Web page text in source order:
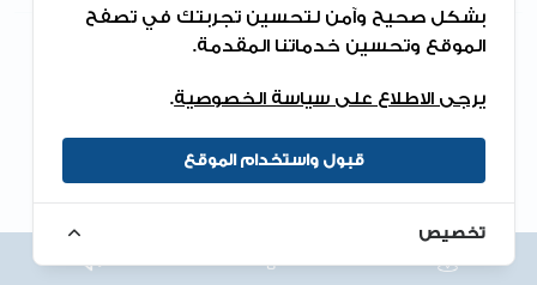
الاتجاهات
بشكل صحيح وآمن لتحسين تجربتك في تصفح
الموقع وتحسين خدماتنا المقدمة.
يرجى الاطلاع على سياسة الخصوصية.
قبول واستخدام الموقع
تخصيص